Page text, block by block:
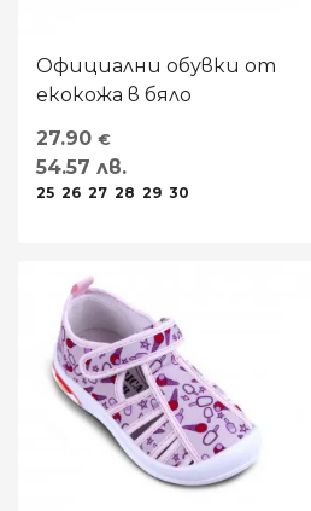
Официални обувки от
екокожа в бяло
27.90 €
54.57 лв.
25 26 27 28 29 30